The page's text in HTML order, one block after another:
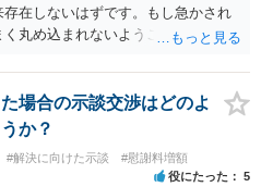
在しないはずです。もし急かされ
丸め込まれないようご注意下さ
きです。
場合の示談交渉はどのよ
か？
#解決に向けた示談 #慰謝料増額
役にたった 5